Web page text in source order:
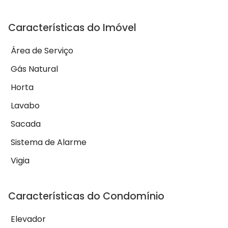
Características do Imóvel
Área de Serviço
Gás Natural
Horta
Lavabo
Sacada
Sistema de Alarme
Vigia
Características do Condomínio
Elevador